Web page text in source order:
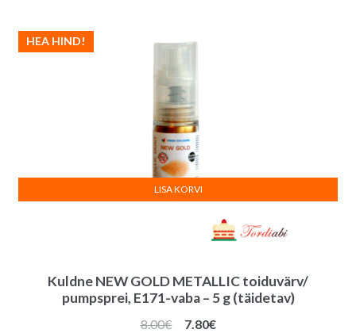
Kuldne NEW GOLD METALLIC toiduvärv/
pumpsprei, E171-vaba – 5 g (täidetav)
HEA HIND!
8.00€
Algne
7.80€Praegune
LISA KORVI